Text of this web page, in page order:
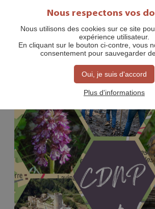
JAARLIJKSE
Nous respectons vos
Nous utilisons des cookies sur ce site
expérience utilisateur.
En cliquant sur le bouton ci-contre, vous
consentement pour sauvegarder
Oui, je suis d'accord
Plus d'informations